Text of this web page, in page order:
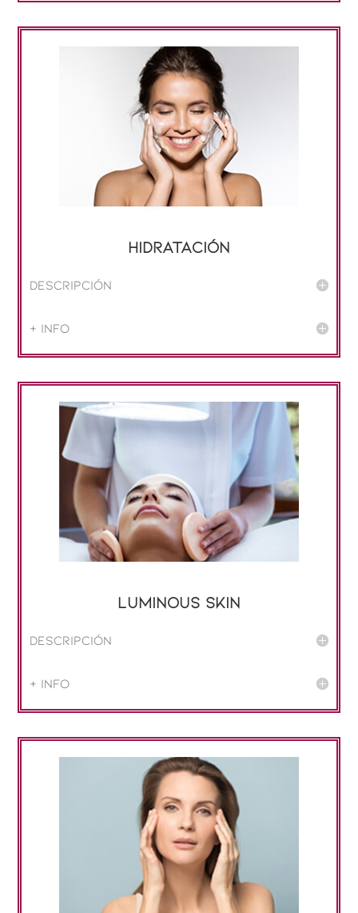
Hidratación
Descripción
+ info
LUMINOUS Skin
Descripción
+ info